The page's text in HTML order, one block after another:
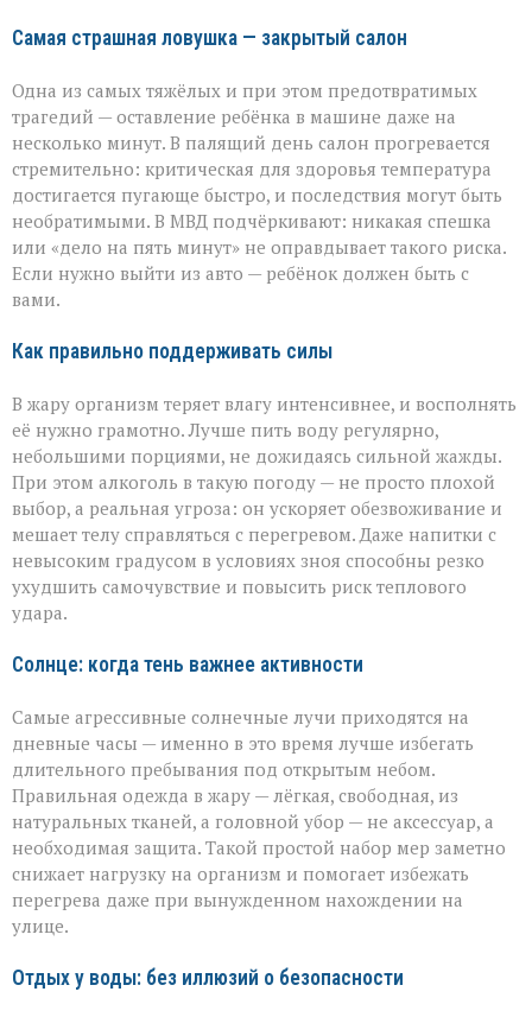
Самая страшная ловушка — закрытый салон
Одна из самых тяжёлых и при этом предотвратимых
трагедий — оставление ребёнка в машине даже на
несколько минут. В палящий день салон прогревается
стремительно: критическая для здоровья температура
достигается пугающе быстро, и последствия могут быть
необратимыми. В МВД подчёркивают: никакая спешка
или «дело на пять минут» не оправдывает такого риска.
Если нужно выйти из авто — ребёнок должен быть с
вами.
Как правильно поддерживать силы
В жару организм теряет влагу интенсивнее, и восполнять
её нужно грамотно. Лучше пить воду регулярно,
небольшими порциями, не дожидаясь сильной жажды.
При этом алкоголь в такую погоду — не просто плохой
выбор, а реальная угроза: он ускоряет обезвоживание и
мешает телу справляться с перегревом. Даже напитки с
невысоким градусом в условиях зноя способны резко
ухудшить самочувствие и повысить риск теплового
удара.
Солнце: когда тень важнее активности
Самые агрессивные солнечные лучи приходятся на
дневные часы — именно в это время лучше избегать
длительного пребывания под открытым небом.
Правильная одежда в жару — лёгкая, свободная, из
натуральных тканей, а головной убор — не аксессуар, а
необходимая защита. Такой простой набор мер заметно
снижает нагрузку на организм и помогает избежать
перегрева даже при вынужденном нахождении на
улице.
Отдых у воды: без иллюзий о безопасности